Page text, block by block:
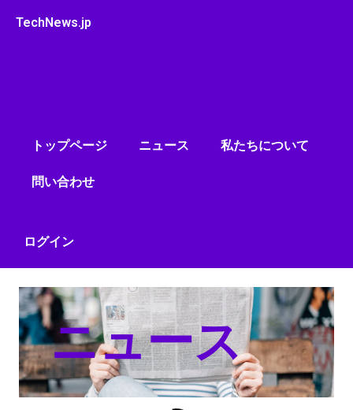
TechNews.jp
トップページ ニュース 私たちについて
問い合わせ
ログイン
ニュース